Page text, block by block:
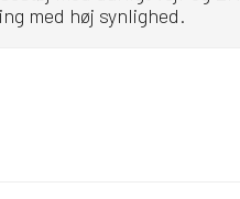
med høj synlighed.